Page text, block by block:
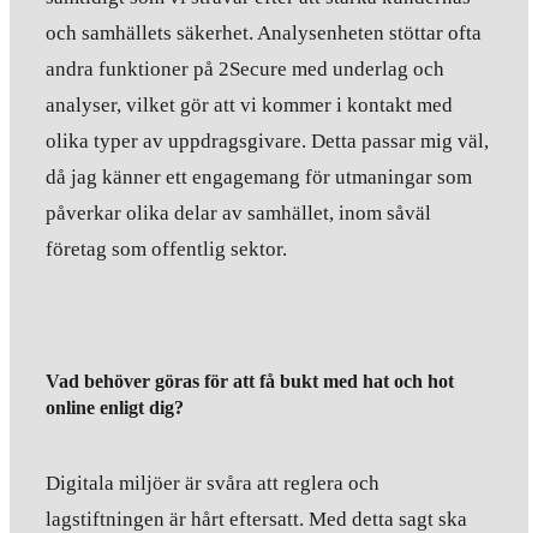
och samhällets säkerhet. Analysenheten stöttar ofta
andra funktioner på 2Secure med underlag och
analyser, vilket gör att vi kommer i kontakt med
olika typer av uppdragsgivare. Detta passar mig väl,
då jag känner ett engagemang för utmaningar som
påverkar olika delar av samhället, inom såväl
företag som offentlig sektor.
Vad behöver göras för att få bukt med hat och hot
online enligt dig?
Digitala miljöer är svåra att reglera och
lagstiftningen är hårt eftersatt. Med detta sagt ska